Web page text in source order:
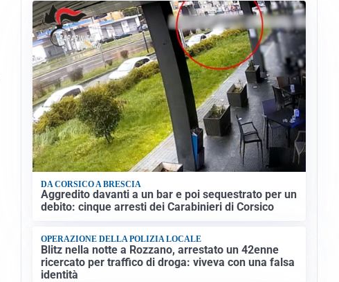
DA CORSICO A BRESCIA
Aggredito davanti a un bar e poi sequestrato per un
debito: cinque arresti dei Carabinieri di Corsico
OPERAZIONE DELLA POLIZIA LOCALE
Blitz nella notte a Rozzano, arrestato un 42enne
ricercato per traffico di droga: viveva con una falsa
identità